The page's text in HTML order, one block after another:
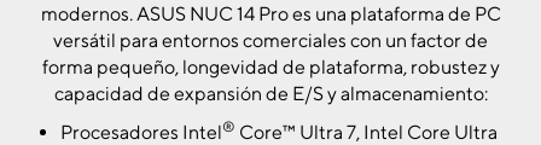
modernos. ASUS NUC 14 Pro es una plataforma de PC
versátil para entornos comerciales con un factor de
forma pequeño, longevidad de plataforma, robustez y
capacidad de expansión de E/S y almacenamiento:
Procesadores Intel® Core™ Ultra 7, Intel Core Ultra